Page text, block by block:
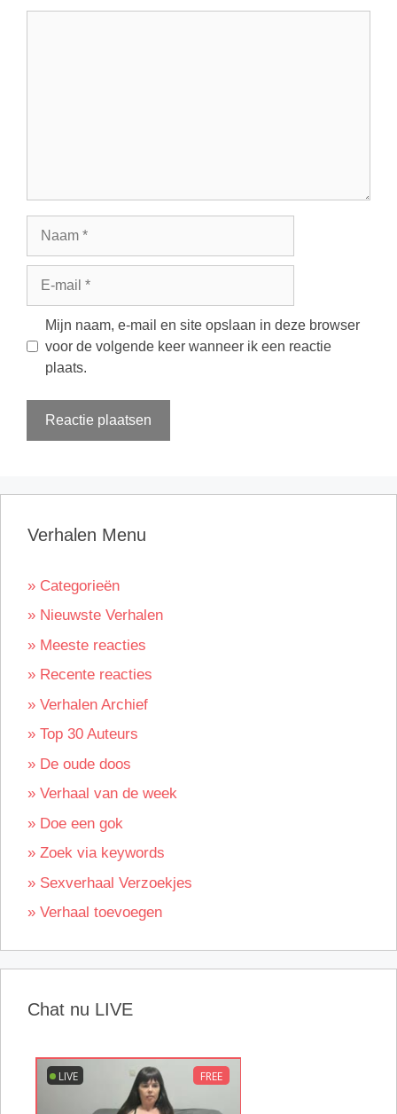
Mijn naam, e-mail en site opslaan in deze browser
voor de volgende keer wanneer ik een reactie
plaats.
Verhalen Menu
» Categorieën
» Nieuwste Verhalen
» Meeste reacties
» Recente reacties
» Verhalen Archief
» Top 30 Auteurs
» De oude doos
» Verhaal van de week
» Doe een gok
» Zoek via keywords
» Sexverhaal Verzoekjes
» Verhaal toevoegen
Chat nu LIVE